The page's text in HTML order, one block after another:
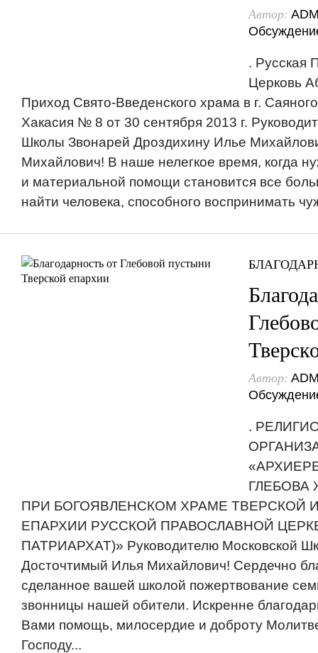
Автор:
. Русская
Церковь
Приход Свято-Введенского храма в г.
Хакасия № 8 от 30 сентября 2013 г.
Школы Звонарей Дроздихину Илье
Михайлович! В наше нелегкое время, когда
и материальной помощи становится все
найти человека, способного воспринимать
Автор:
.
ГЛЕБОВА
ПРИ БОГОЯВЛЕНСКОМ ХРАМЕ ТВЕРСКОЙ
ЕПАРХИИ РУССКОЙ ПРАВОСЛАВНОЙ
ПАТРИАРХАТ)» Руководителю Московской
Досточтимый Илья Михайлович! Сердечно
сделанное вашей школой пожертвование
звонницы нашей обители. Искренне
Вами помощь, милосердие и доброту
Господу...